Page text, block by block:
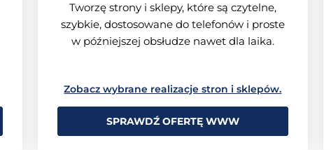
Tworzę strony i sklepy, które są czytelne,
szybkie, dostosowane do telefonów i proste
w późniejszej obsłudze nawet dla laika.
Zobacz wybrane realizacje stron i sklepów.
SPRAWDŹ OFERTĘ WWW